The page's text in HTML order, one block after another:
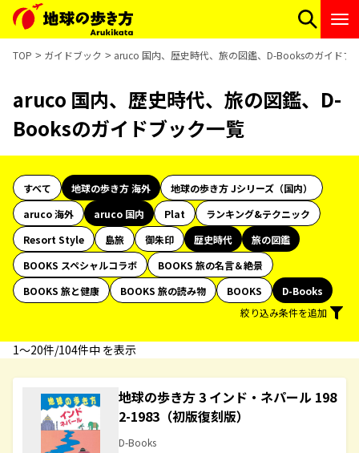
TOP ガイドブック aruco 国内、歴史時代、旅の図鑑、D-Booksのガイドブ
aruco 国内、歴史時代、旅の図鑑、D-
Booksのガイドブック一覧
すべて 地球の歩き方 海外
地球の歩き方 Jシリーズ（国内）
aruco 海外
aruco 国内 Plat
ランキング&テクニック
Resort Style
島旅 御朱印 歴史時代
旅の図鑑
BOOKS スペシャルコラボ
BOOKS 旅の名言＆絶景
BOOKS 旅と健康
BOOKS 旅の読み物 BOOKS
D-Books
絞り込み条件を追加
1〜20件/104件中 を表示
地球の歩き方 3 インド・ネパール 198
2-1983（初版復刻版）
D-Books